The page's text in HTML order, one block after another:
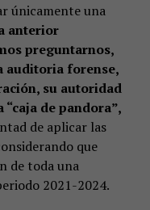
únicamente una
anterior
preguntarnos,
auditoria forense,
su autoridad
de pandora”,
de aplicar las
que
de toda una
2021-2024.